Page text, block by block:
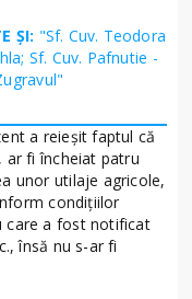
ȘI: "Sf. Cuv. Teodora
Sf. Cuv. Pafnutie -
a reieșit faptul că
ar fi încheiat patru
unor utilaje agricole,
condițiilor
care a fost notificat
însă nu s-ar fi